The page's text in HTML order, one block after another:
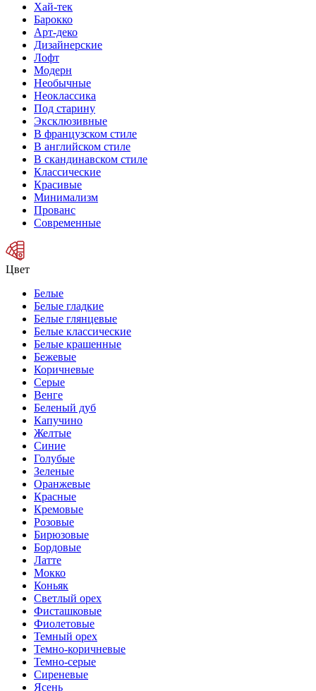
Хай-тек
Барокко
Арт-деко
Дизайнерские
Лофт
Модерн
Необычные
Неоклассика
Под старину
Эксклюзивные
В французском стиле
В английском стиле
В скандинавском стиле
Классические
Красивые
Минимализм
Прованс
Современные
Цвет
Белые
Белые гладкие
Белые глянцевые
Белые классические
Белые крашенные
Бежевые
Коричневые
Серые
Венге
Беленый дуб
Капучино
Желтые
Синие
Голубые
Зеленые
Оранжевые
Красные
Кремовые
Розовые
Бирюзовые
Бордовые
Латте
Мокко
Коньяк
Светлый орех
Фисташковые
Фиолетовые
Темный орех
Темно-коричневые
Темно-серые
Сиреневые
Ясень